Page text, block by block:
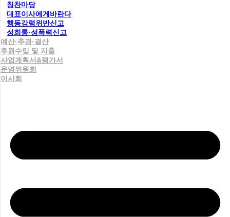
칭찬마당
대표이사에게바란다
행동강령위반신고
성희롱·성폭력신고
예산·추경·결산
후원수입 및 지출
사업계획서&평가서
운영위원회
이사회